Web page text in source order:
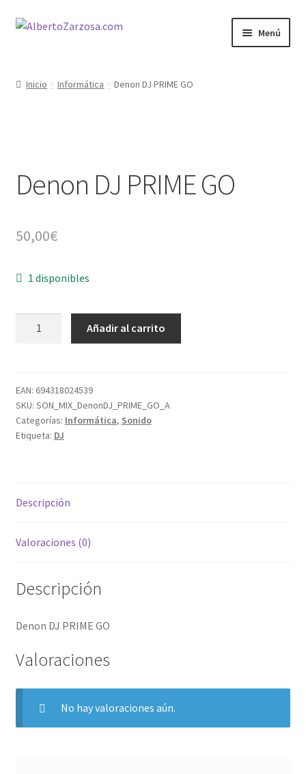
Ir
Ir
Menú
AZ Filosofía
AZ Quileres
Inicio Informática Denon DJ PRIME GO
Denon DJ PRIME GO
50,00€
1 disponibles
cantidad
Añadir al carrito
EAN: 694318024539
SKU: SON_MIX_DenonDJ_PRIME_GO_A
Categorías: Informática, Sonido
Etiqueta: DJ
Descripción
Valoraciones (0)
Descripción
Denon DJ PRIME GO
Valoraciones
No hay valoraciones aún.